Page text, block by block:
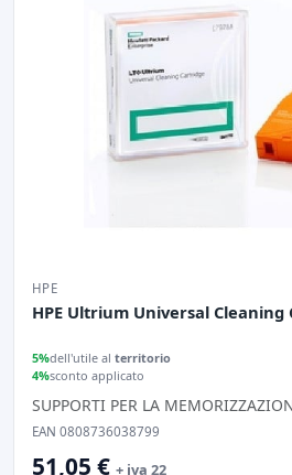
HPE
HPE Ultrium Universal Cleaning
5%dell'utile al territorio
4%sconto applicato
SUPPORTI PER LA
EAN 0808736038799
51,05 € + iva 22